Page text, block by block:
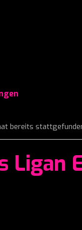
bereits
Ligan